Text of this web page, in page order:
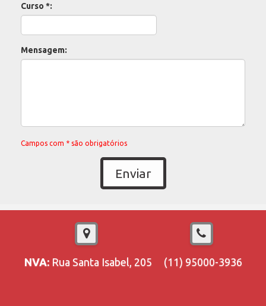
Curso *:
Mensagem:
Campos com * são obrigatórios
Enviar
NVA:Rua Santa Isabel, 205 (11) 95000-3936